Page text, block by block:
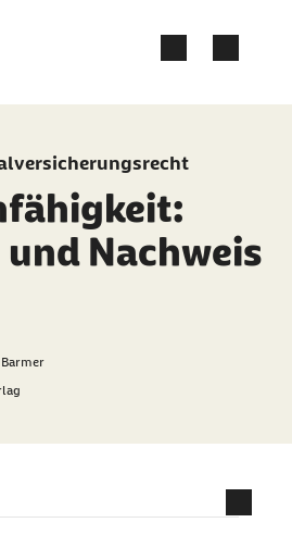
Nachweis